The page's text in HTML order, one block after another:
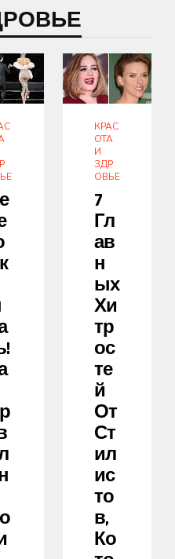
КРАС
ОТА
И
ЗДР
ОВЬЕ
7
Гл
Ав
Н
Ых
Хи
Тр
Ос
Те
Й
От
Ст
Ил
Ис
То
В,
Ко